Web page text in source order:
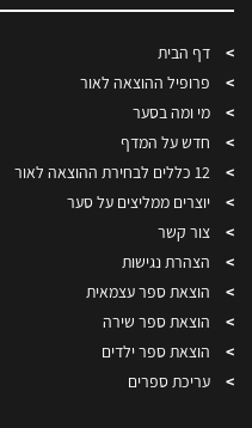
דף הבית
פרופיל ההוצאה לאור
מי ומה בסער
חדש על המדף
12 כללים לבחירת ההוצאה לאור
יוצרים ממליצים על סער
צור קשר
הצהרת נגישות
הוצאת ספר עצמאית
הוצאת ספר שירה
הוצאת ספר ילדים
עריכת ספרים